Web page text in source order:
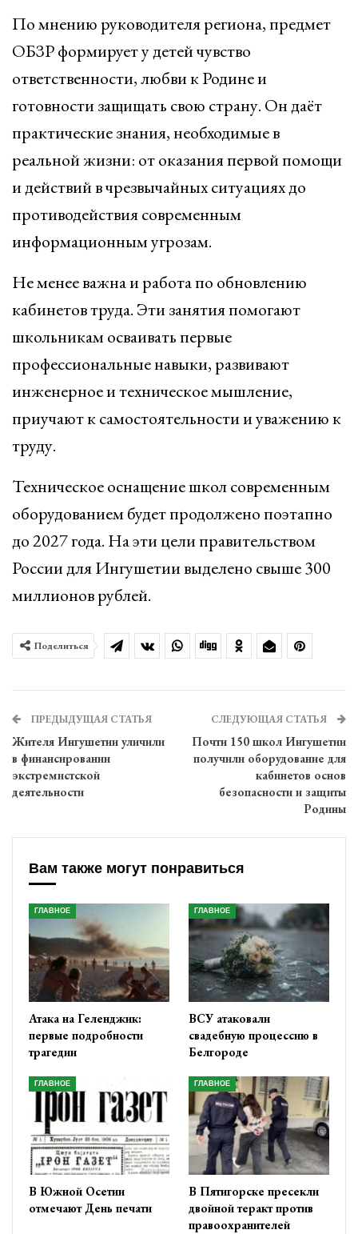
По мнению руководителя региона, предмет
ОБЗР формирует у детей чувство
ответственности, любви к Родине и
готовности защищать свою страну. Он даёт
практические знания, необходимые в
реальной жизни: от оказания первой помощи
и действий в чрезвычайных ситуациях до
противодействия современным
информационным угрозам.
Не менее важна и работа по обновлению
кабинетов труда. Эти занятия помогают
школьникам осваивать первые
профессиональные навыки, развивают
инженерное и техническое мышление,
приучают к самостоятельности и уважению к
труду.
Техническое оснащение школ современным
оборудованием будет продолжено поэтапно
до 2027 года. На эти цели правительством
России для Ингушетии выделено свыше 300
миллионов рублей.
Поделиться
ПРЕДЫДУЩАЯ СТАТЬЯ
Жителя Ингушетии уличили
в финансировании
экстремистской
деятельности
СЛЕДУЮЩАЯ СТАТЬЯ
Почти 150 школ Ингушетии
получили оборудование для
кабинетов основ
безопасности и защиты
Родины
Вам также могут понравиться
ГЛАВНОЕ
Атака на Геленджик:
первые подробности
трагедии
ГЛАВНОЕ
ВСУ атаковали
свадебную процессию в
Белгороде
ГЛАВНОЕ
В Южной Осетии
отмечают День печати
ГЛАВНОЕ
В Пятигорске пресекли
двойной теракт против
правоохранителей